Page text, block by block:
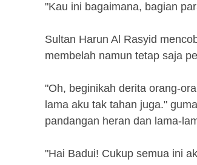
"Kau ini bagaimana, bagian
Sultan Harun Al Rasyid
membelah namun tetap saja
"Oh, beginikah derita orang-
lama aku tak tahan juga."
pandangan heran dan lama-
"Hai Badui! Cukup semua ini